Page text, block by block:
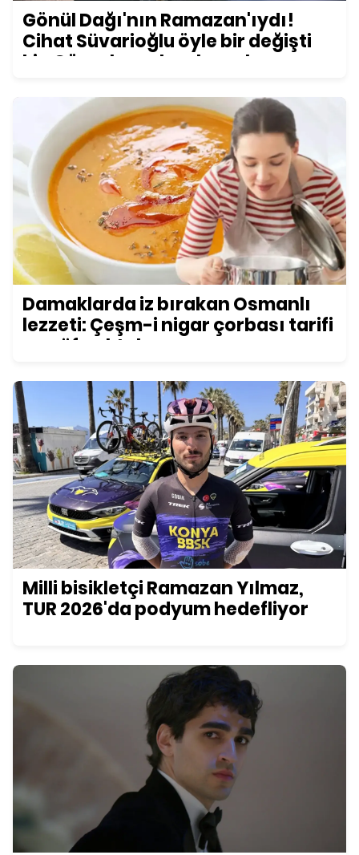
Gönül Dağı'nın Ramazan'ıydı!
Cihat Süvarioğlu öyle bir değişti
ki... Görenler şoke oluyor!
Damaklarda iz bırakan Osmanlı
lezzeti: Çeşm-i nigar çorbası tarifi
ve püf noktaları
Milli bisikletçi Ramazan Yılmaz,
TUR 2026'da podyum hedefliyor